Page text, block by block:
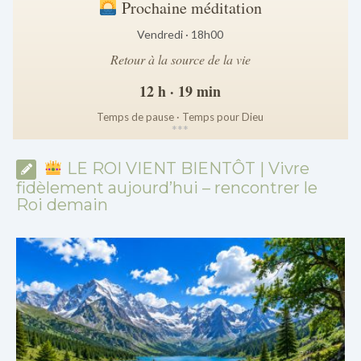
Prochaine méditation
Vendredi · 18h00
Retour à la source de la vie
12 h · 19 min
Temps de pause · Temps pour Dieu
***
LE ROI VIENT BIENTÔT | Vivre
fidèlement aujourd’hui – rencontrer le
Roi demain